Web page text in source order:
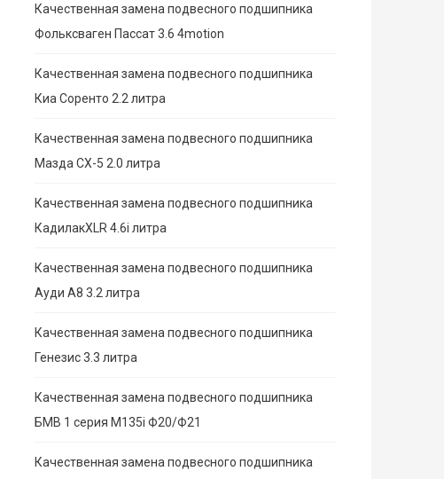
Качественная замена подвесного подшипника
Фольксваген Пассат 3.6 4motion
Качественная замена подвесного подшипника
Киа Соренто 2.2 литра
Качественная замена подвесного подшипника
Мазда СХ-5 2.0 литра
Качественная замена подвесного подшипника
КадилакXLR 4.6i литра
Качественная замена подвесного подшипника
Ауди А8 3.2 литра
Качественная замена подвесного подшипника
Генезис 3.3 литра
Качественная замена подвесного подшипника
БМВ 1 серия M135i Ф20/Ф21
Качественная замена подвесного подшипника